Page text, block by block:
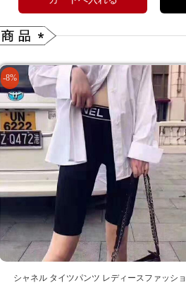
-8%
シャネル タイツパンツ レディースファッショ